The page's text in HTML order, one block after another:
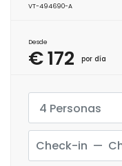
VT-494690-A
Desde
€ 172 por día
4 Personas